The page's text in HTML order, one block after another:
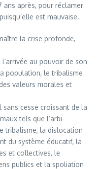
ans après, pour réclamer
est mauvaise.
la crise profonde,
au pouvoir de son
population, le tribalisme
valeurs morales et
cesse croissant de la
tels que l’arbi-
tribalisme, la dislocation
du système éducatif, la
et collectives, le
publics et la spoliation